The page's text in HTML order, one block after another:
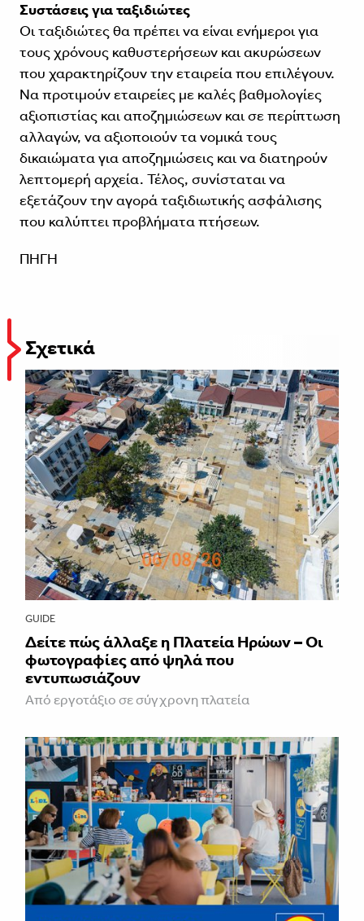
Συστάσεις για ταξιδιώτες
Οι ταξιδιώτες θα πρέπει να είναι ενήμεροι για
τους χρόνους καθυστερήσεων και ακυρώσεων
που χαρακτηρίζουν την εταιρεία που επιλέγουν.
Να προτιμούν εταιρείες με καλές βαθμολογίες
αξιοπιστίας και αποζημιώσεων και σε περίπτωση
αλλαγών, να αξιοποιούν τα νομικά τους
δικαιώματα για αποζημιώσεις και να διατηρούν
λεπτομερή αρχεία. Τέλος, συνίσταται να
εξετάζουν την αγορά ταξιδιωτικής ασφάλισης
που καλύπτει προβλήματα πτήσεων.
ΠΗΓΗ
Σχετικά
GUIDE
Δείτε πώς άλλαξε η Πλατεία Ηρώων – Οι
φωτογραφίες από ψηλά που
εντυπωσιάζουν
Από εργοτάξιο σε σύγχρονη πλατεία